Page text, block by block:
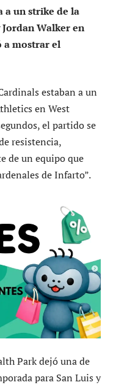
a un strike de la
Walker en
a mostrar el
estaban a un
en West
el partido se
resistencia,
de un equipo que
de Infarto”.
Park dejó una de
para San Luis y